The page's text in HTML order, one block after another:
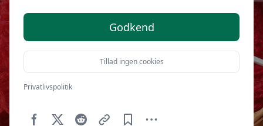
Godkend
Tillad ingen cookies
Privatlivspolitik